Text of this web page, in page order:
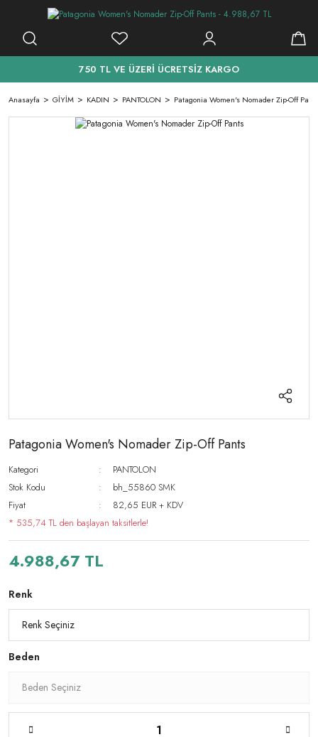
750 TL VE ÜZERİ ÜCRETSİZ KARGO
Anasayfa GİYİM KADIN PANTOLON Patagonia Women's Nomader Zip-Off Pants
Patagonia Women's Nomader Zip-Off Pants
Kategori
PANTOLON
Stok Kodu
bh_55860 SMK
Fiyat
82,65 EUR + KDV
* 535,74 TL den başlayan taksitlerle!
4.988,67 TL
Renk
Beden